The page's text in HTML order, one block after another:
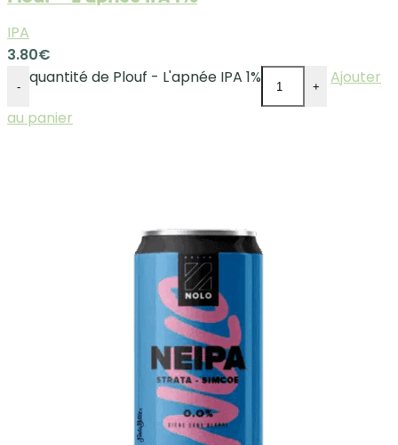
IPA
3.80€
- quantité de Plouf - L'apnée IPA 1% +
Ajouter
au panier